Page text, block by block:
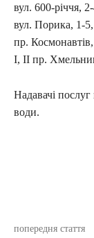
вул. 600-річчя,
вул. Порика, 1-
пр.
I, II пр.
Надавачі
води.
попередня стаття